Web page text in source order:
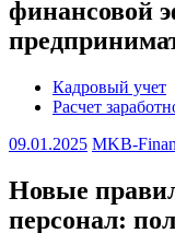
финансовой
Кадровый учет
Расчет
09.01.2025 MKB-
Новые
персонал: